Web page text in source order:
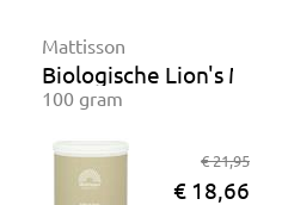
Mattisson
Biologische Lion's
100 gram
€ 21,95
€ 18,66